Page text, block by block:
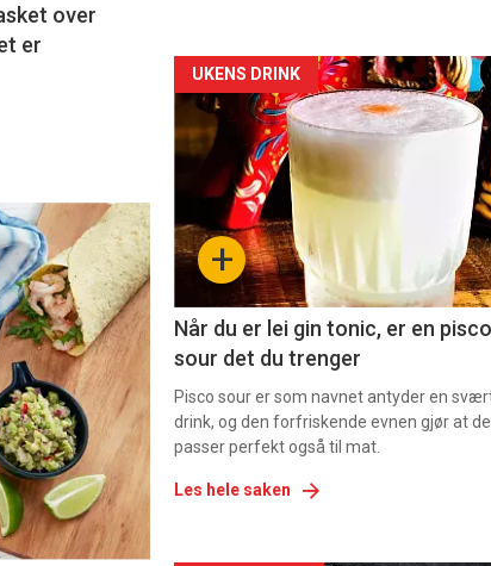
over
er
Artikler
detail
section
11
Dagens
rett
+
UKENS DRINK
Når du er lei gin tonic, er en pisco
sour det du trenger
Pisco sour er som navnet antyder en
drink, og den forfriskende evnen gjør at
passer perfekt også til mat.
Les hele saken